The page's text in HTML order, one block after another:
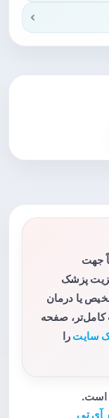
جهت
پزشک
یا درمان
کامل‌تر، صفحه
سایت را
آی تی